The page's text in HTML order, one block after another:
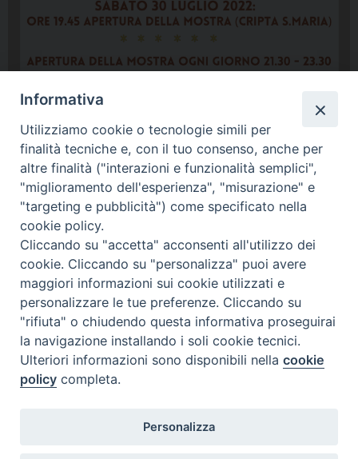
condividi su
F
a
c
e
o
o
k
P
i
n
t
e
s
L
i
n
k
n
X
T
h
r
e
d
s
W
h
a
t
A
p
p
T
e
l
e
m
E
Petacciato
Campomarino, festa
patronale di Santa Cristina: il
programma
Bonefro accoglie la reliquia di
Santa Rita da Cascia dal 3 all’8
agosto 2022
Piazza Sant'Antonio, 6
Informativa
Utilizziamo cookie o tecnologie simili per
finalità tecniche e, con il tuo consenso, anche per
altre finalità ("interazioni e funzionalità semplici",
"miglioramento dell'esperienza", "misurazione" e
"targeting e pubblicità") come specificato nella
cookie policy.
Cliccando su "accetta" acconsenti all'utilizzo dei
cookie. Cliccando su "personalizza" puoi avere
maggiori informazioni sui cookie utilizzati e
personalizzare le tue preferenze. Cliccando su
"rifiuta" o chiudendo questa informativa proseguirai
la navigazione installando i soli cookie tecnici.
Ulteriori informazioni sono disponibili nellacookie
policy completa.
Personalizza